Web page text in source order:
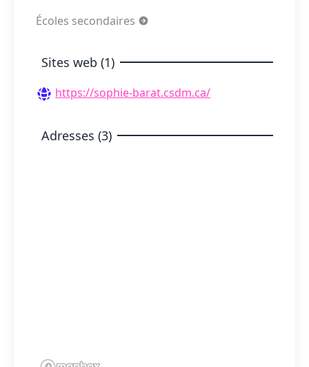
Écoles secondaires
Sites web (1)
https://sophie-barat.csdm.ca/
Adresses (3)